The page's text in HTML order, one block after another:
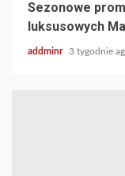
Sezonowe
luksusowych
addminr 3 tygodnie